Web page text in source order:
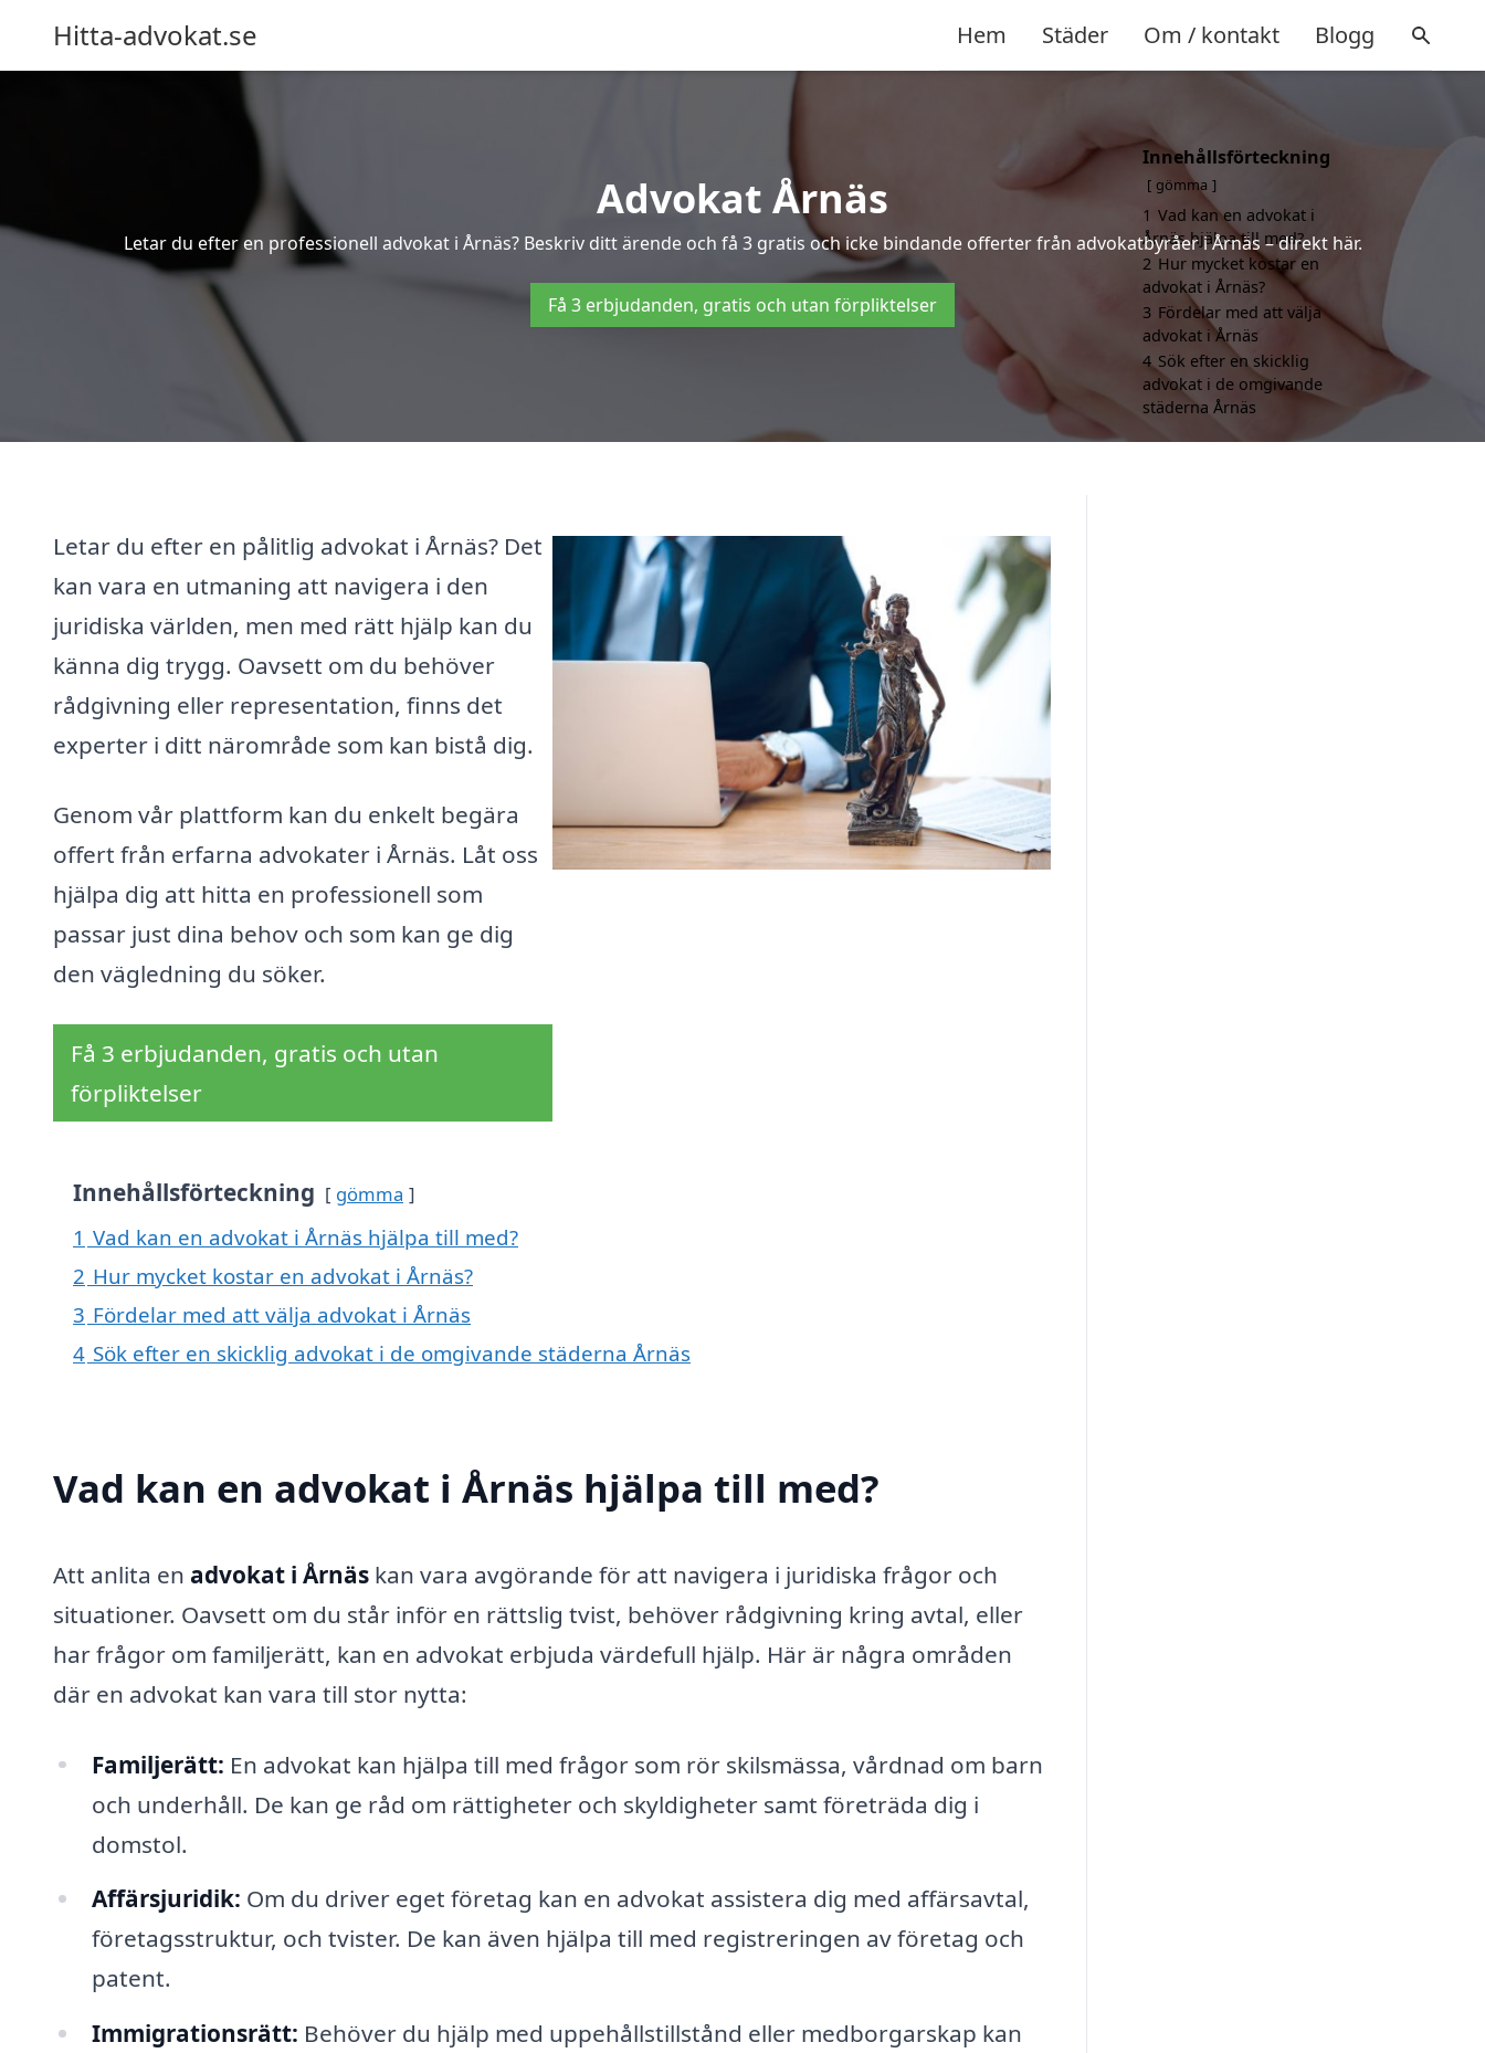
Hitta-advokat.se Hem Städer Om / kontakt Blogg
Advokat Årnäs
Letar du efter en professionell advokat i Årnäs? Beskriv ditt ärende och få 3 gratis och icke bindande offerter från advokatbyråer i Årnäs – direkt här.
Få 3 erbjudanden, gratis och utan förpliktelser
Letar du efter en pålitlig advokat i Årnäs? Det
kan vara en utmaning att navigera i den
juridiska världen, men med rätt hjälp kan du
känna dig trygg. Oavsett om du behöver
rådgivning eller representation, finns det
experter i ditt närområde som kan bistå dig.
Genom vår plattform kan du enkelt begära
offert från erfarna advokater i Årnäs. Låt oss
hjälpa dig att hitta en professionell som
passar just dina behov och som kan ge dig
den vägledning du söker.
Få 3 erbjudanden, gratis och utan
förpliktelser
Innehållsförteckning gömma
1 Vad kan en advokat i Årnäs hjälpa till med?
2 Hur mycket kostar en advokat i Årnäs?
3 Fördelar med att välja advokat i Årnäs
4 Sök efter en skicklig advokat i de omgivande städerna Årnäs
Vad kan en advokat i Årnäs hjälpa till med?
Att anlita en advokat i Årnäs kan vara avgörande för att navigera i juridiska frågor och
situationer. Oavsett om du står inför en rättslig tvist, behöver rådgivning kring avtal, eller
har frågor om familjerätt, kan en advokat erbjuda värdefull hjälp. Här är några områden
där en advokat kan vara till stor nytta:
Familjerätt: En advokat kan hjälpa till med frågor som rör skilsmässa, vårdnad om barn
och underhåll. De kan ge råd om rättigheter och skyldigheter samt företräda dig i
domstol.
Affärsjuridik: Om du driver eget företag kan en advokat assistera dig med affärsavtal,
företagsstruktur, och tvister. De kan även hjälpa till med registreringen av företag och
patent.
Immigrationsrätt: Behöver du hjälp med uppehållstillstånd eller medborgarskap kan
Innehållsförteckning
gömma
1 Vad kan en advokat i
Årnäs hjälpa till med?
2 Hur mycket kostar en
advokat i Årnäs?
3 Fördelar med att välja
advokat i Årnäs
4 Sök efter en skicklig
advokat i de omgivande
städerna Årnäs